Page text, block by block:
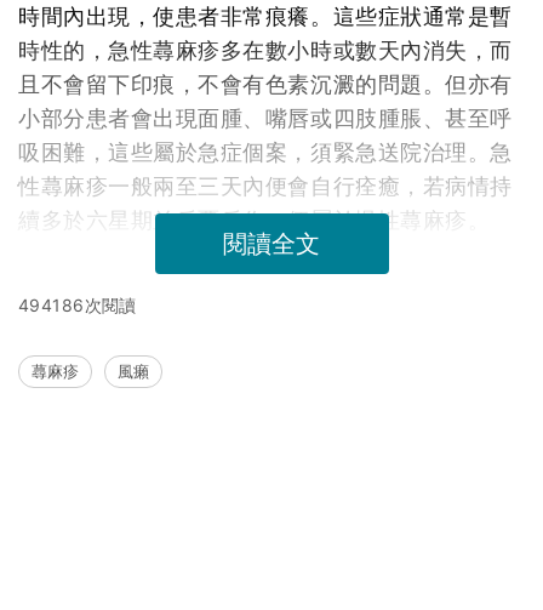
時間內出現，使患者非常痕癢。這些症狀通常是暫
時性的，急性蕁麻疹多在數小時或數天內消失，而
且不會留下印痕，不會有色素沉澱的問題。但亦有
小部分患者會出現面腫、嘴唇或四肢腫脹、甚至呼
吸困難，這些屬於急症個案，須緊急送院治理。急
性蕁麻疹一般兩至三天內便會自行痊癒，若病情持
續多於六星期並反覆反作，便屬於慢性蕁麻疹。
閱讀全文
494186次閱讀
蕁麻疹 風癩